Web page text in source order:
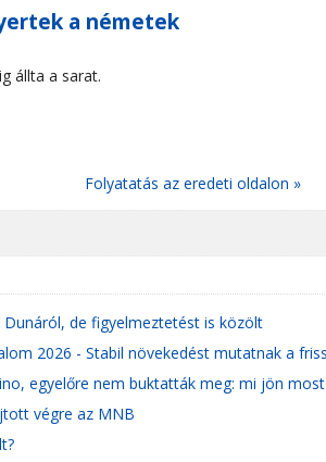
a németek
állta a sarat.
Folyatatás az eredeti oldalon »
de figyelmeztetést is közölt
2026 - Stabil növekedést mutatnak a
egyelőre nem buktatták meg: mi jön
végre az MNB